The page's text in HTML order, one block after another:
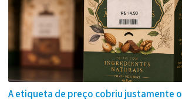
Hoje, 28 de julho, a Apolo Sistemas Gráficos
qualquer história. Desde 1987,
transformações do mercado gráfico
novos segmentos surgiram e as
tornaram cada vez maiores.